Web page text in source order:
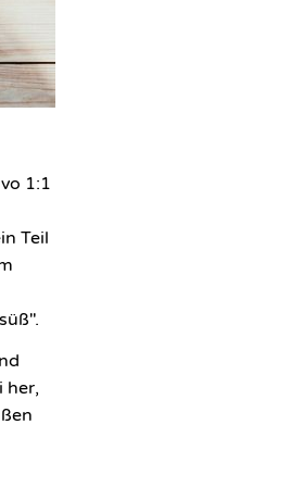
1:1
Teil
her,